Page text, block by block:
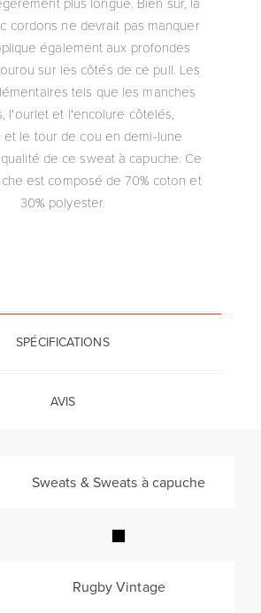
cordons ne devrait pas manquer
également aux profondes
sur les côtés de ce pull. Les
tels que les manches
l'ourlet et l'encolure côtelés,
et le tour de cou en demi-lune
de ce sweat à capuche. Ce
est composé de 70% coton et
30% polyester.
SPÉCIFICATIONS
AVIS
Sweats & Sweats à capuche
Rugby Vintage